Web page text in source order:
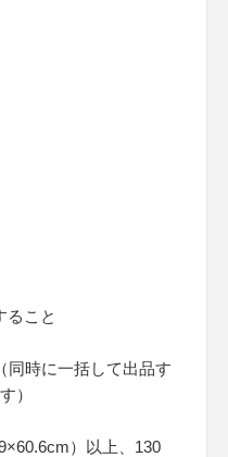
ること
時に一括して出品す
）
）以上、130